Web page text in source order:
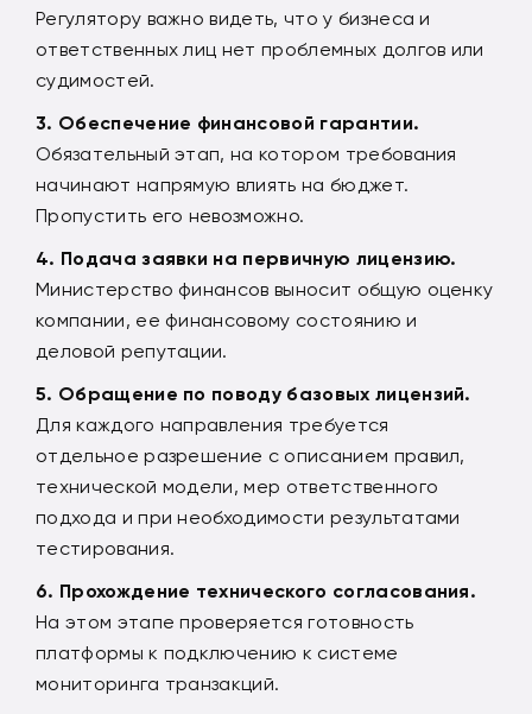
Регулятору важно видеть, что у бизнеса и
ответственных лиц нет проблемных долгов или
судимостей.
Обеспечение финансовой гарантии.
Обязательный этап, на котором требования
начинают напрямую влиять на бюджет.
Пропустить его невозможно.
Подача заявки на первичную лицензию.
Министерство финансов выносит общую оценку
компании, ее финансовому состоянию и
деловой репутации.
Обращение по поводу базовых лицензий.
Для каждого направления требуется
отдельное разрешение с описанием правил,
технической модели, мер ответственного
подхода и при необходимости результатами
тестирования.
Прохождение технического согласования.
На этом этапе проверяется готовность
платформы к подключению к системе
мониторинга транзакций.